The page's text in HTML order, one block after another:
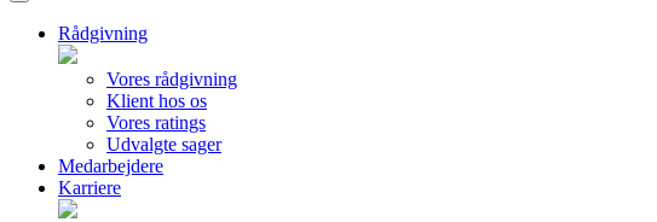
Rådgivning
Vores rådgivning
Klient hos os
Vores ratings
Udvalgte sager
Medarbejdere
Karriere